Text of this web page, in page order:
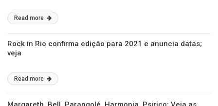
Read more
Rock in Rio confirma edição para 2021 e anuncia datas;
veja
Read more